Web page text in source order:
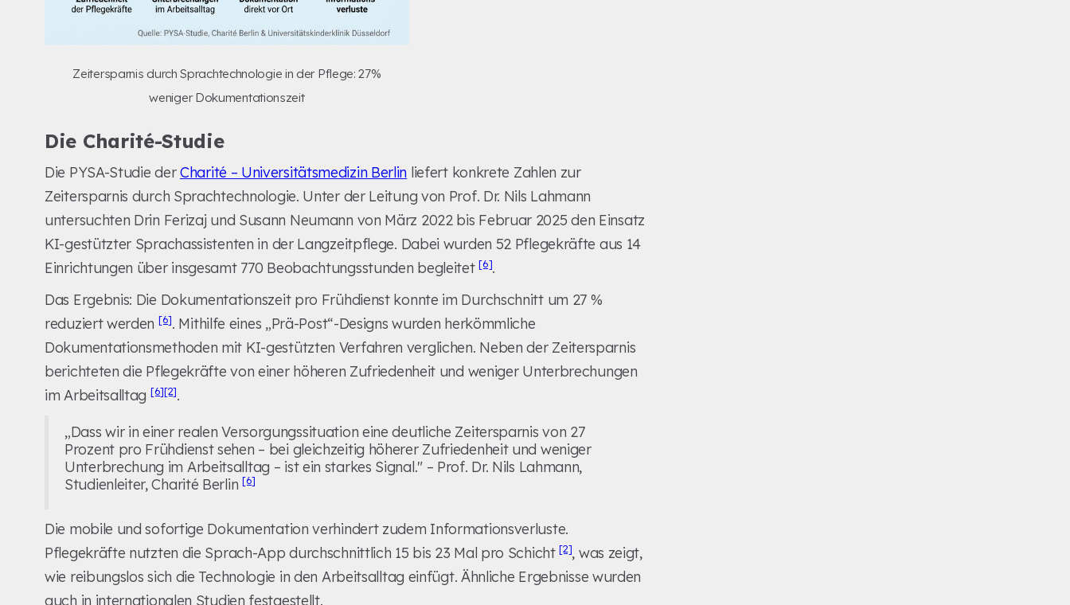
Zeitersparnis durch Sprachtechnologie in der Pflege: 27%
weniger Dokumentationszeit
Die Charité-Studie
Die PYSA-Studie derCharité – Universitätsmedizin Berlin liefert konkrete Zahlen zur
Zeitersparnis durch Sprachtechnologie. Unter der Leitung von Prof. Dr. Nils Lahmann
untersuchten Drin Ferizaj und Susann Neumann von März 2022 bis Februar 2025 den Einsatz
KI-gestützter Sprachassistenten in der Langzeitpflege. Dabei wurden 52 Pflegekräfte aus 14
Einrichtungen über insgesamt 770 Beobachtungsstunden begleitet[6].
Das Ergebnis: Die Dokumentationszeit pro Frühdienst konnte im Durchschnitt um 27 %
reduziert werden [6]. Mithilfe eines „Prä-Post“-Designs wurden herkömmliche
Dokumentationsmethoden mit KI-gestützten Verfahren verglichen. Neben der Zeitersparnis
berichteten die Pflegekräfte von einer höheren Zufriedenheit und weniger Unterbrechungen
im Arbeitsalltag [6][2].
„Dass wir in einer realen Versorgungssituation eine deutliche Zeitersparnis von 27
Prozent pro Frühdienst sehen – bei gleichzeitig höherer Zufriedenheit und weniger
Unterbrechung im Arbeitsalltag – ist ein starkes Signal." – Prof. Dr. Nils Lahmann,
Studienleiter, Charité Berlin [6]
Die mobile und sofortige Dokumentation verhindert zudem Informationsverluste.
Pflegekräfte nutzten die Sprach-App durchschnittlich 15 bis 23 Mal pro Schicht[2], was zeigt,
wie reibungslos sich die Technologie in den Arbeitsalltag einfügt. Ähnliche Ergebnisse wurden
auch in internationalen Studien festgestellt.